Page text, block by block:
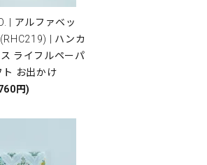
| アルファベッ
| ハンカ
ライフルペーパ
ト お出かけ
円)